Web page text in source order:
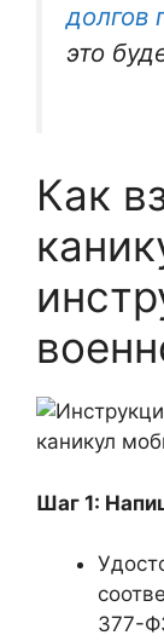
долгов
это
Как
Шаг 1:
377-